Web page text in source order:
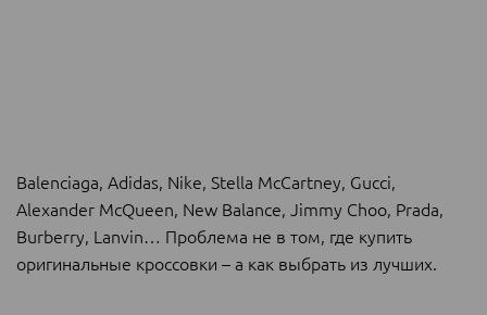
Balenciaga, Adidas, Nike, Stella McCartney, Gucci,
Alexander McQueen, New Balance, Jimmy Choo, Prada,
Burberry, Lanvin… Проблема не в том, где купить
оригинальные кроссовки – а как выбрать из лучших.